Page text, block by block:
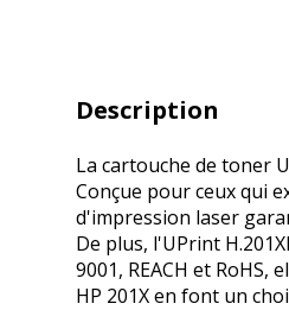
Description
La cartouche de toner
Conçue pour ceux qui
d'impression laser
De plus, l'UPrint
9001, REACH et
HP 201X en font un